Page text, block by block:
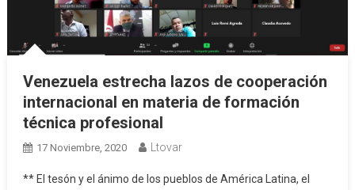
Venezuela estrecha lazos de cooperación
internacional en materia de formación
técnica profesional
17 Noviembre, 2020 Ltovar
** El tesón y el ánimo de los pueblos de América Latina, el